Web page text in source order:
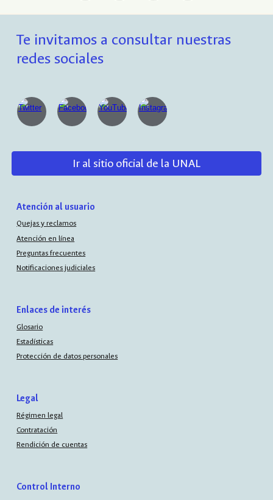
Te invitamos a consultar nuestras
redes sociales
Ir al sitio oficial de la UNAL
Atención al usuario
Quejas y reclamos
Atención en línea
Preguntas frecuentes
Notificaciones judiciales
Enlaces de interés
Glosario
Estadísticas
Protección de datos personales
Legal
Régimen legal
Contratación
Rendición de cuentas
Control Interno